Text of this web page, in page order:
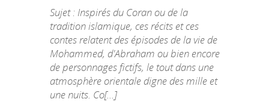
Sujet : Inspirés du Coran ou de la
tradition islamique, ces récits et ces
contes relatent des épisodes de la vie de
Mohammed, d'Abraham ou bien encore
de personnages fictifs, le tout dans une
atmosphère orientale digne des mille et
une nuits. Co[...]